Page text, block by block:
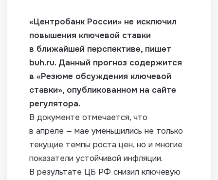
«Центробанк России» не исключил
повышения ключевой ставки
в ближайшей перспективе, пишет
buh.ru. Данный прогноз содержится
в «Резюме обсуждения ключевой
ставки», опубликованном на сайте
регулятора.
В документе отмечается, что
в апреле — мае уменьшились не только
текущие темпы роста цен, но и многие
показатели устойчивой инфляции.
В результате ЦБ РФ снизил ключевую